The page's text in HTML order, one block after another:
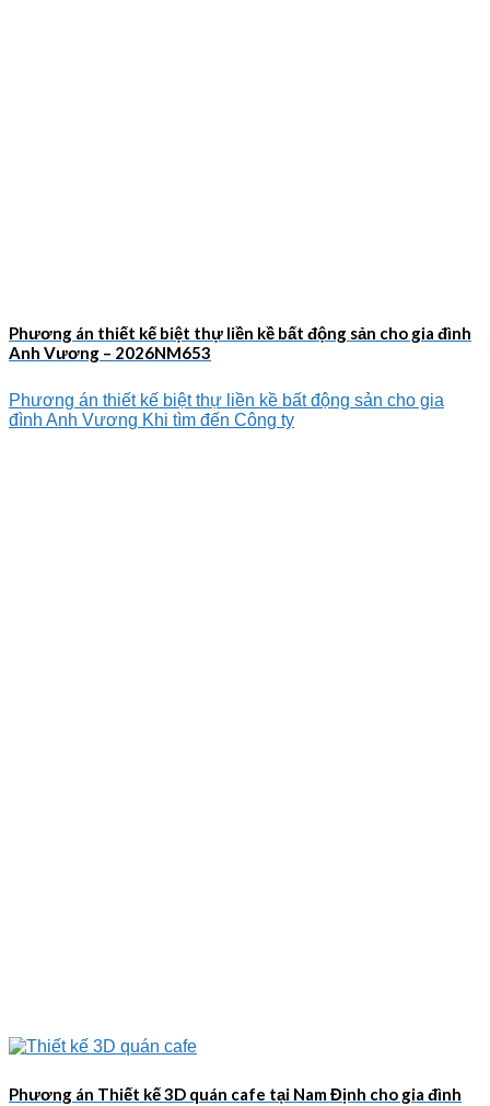
Phương án thiết kế biệt thự liền kề bất động sản cho gia đình
Anh Vương – 2026NM653
Phương án thiết kế biệt thự liền kề bất động sản cho gia
đình Anh Vương Khi tìm đến Công ty
Phương án Thiết kế 3D quán cafe tại Nam Định cho gia đình